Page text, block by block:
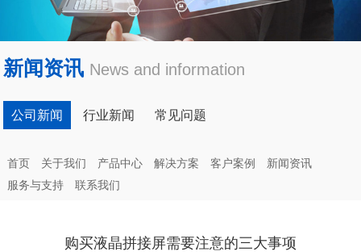
新闻资讯 News and information
公司新闻 行业新闻 常见问题
首页 关于我们 产品中心 解决方案 客户案例
新闻资讯
服务与支持
联系我们
购买液晶拼接屏需要注意的三大事项